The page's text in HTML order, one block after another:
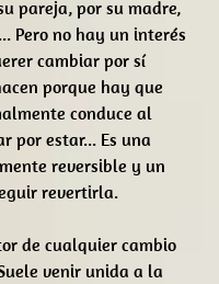
pareja, por su madre,
Pero no hay un interés
cambiar por sí
porque hay que
conduce al
por estar... Es una
reversible y un
revertirla.
de cualquier cambio
venir unida a la